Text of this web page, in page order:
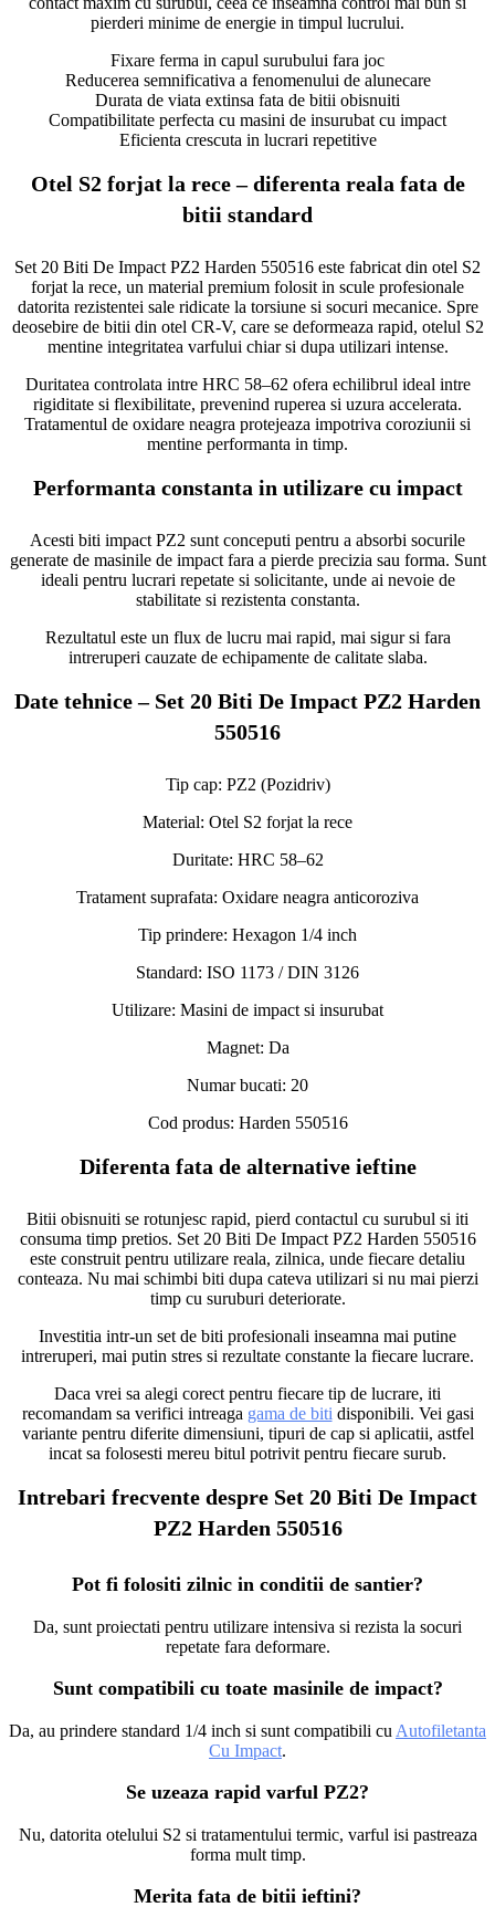
pierderi minime de energie in timpul lucrului.
Fixare ferma in capul surubului fara joc
Reducerea semnificativa a fenomenului de alunecare
Durata de viata extinsa fata de bitii obisnuiti
Compatibilitate perfecta cu masini de insurubat cu impact
Eficienta crescuta in lucrari repetitive
Otel S2 forjat la rece – diferenta reala fata de
bitii standard
Set 20 Biti De Impact PZ2 Harden 550516 este fabricat din otel S2
forjat la rece, un material premium folosit in scule profesionale
datorita rezistentei sale ridicate la torsiune si socuri mecanice. Spre
deosebire de bitii din otel CR-V, care se deformeaza rapid, otelul S2
mentine integritatea varfului chiar si dupa utilizari intense.
Duritatea controlata intre HRC 58–62 ofera echilibrul ideal intre
rigiditate si flexibilitate, prevenind ruperea si uzura accelerata.
Tratamentul de oxidare neagra protejeaza impotriva coroziunii si
mentine performanta in timp.
Performanta constanta in utilizare cu impact
Acesti biti impact PZ2 sunt conceputi pentru a absorbi socurile
generate de masinile de impact fara a pierde precizia sau forma. Sunt
ideali pentru lucrari repetate si solicitante, unde ai nevoie de
stabilitate si rezistenta constanta.
Rezultatul este un flux de lucru mai rapid, mai sigur si fara
intreruperi cauzate de echipamente de calitate slaba.
Date tehnice – Set 20 Biti De Impact PZ2 Harden
550516
Tip cap: PZ2 (Pozidriv)
Material: Otel S2 forjat la rece
Duritate: HRC 58–62
Tratament suprafata: Oxidare neagra anticoroziva
Tip prindere: Hexagon 1/4 inch
Standard: ISO 1173 / DIN 3126
Utilizare: Masini de impact si insurubat
Magnet: Da
Numar bucati: 20
Cod produs: Harden 550516
Diferenta fata de alternative ieftine
Bitii obisnuiti se rotunjesc rapid, pierd contactul cu surubul si iti
consuma timp pretios. Set 20 Biti De Impact PZ2 Harden 550516
este construit pentru utilizare reala, zilnica, unde fiecare detaliu
conteaza. Nu mai schimbi biti dupa cateva utilizari si nu mai pierzi
timp cu suruburi deteriorate.
Investitia intr-un set de biti profesionali inseamna mai putine
intreruperi, mai putin stres si rezultate constante la fiecare lucrare.
Daca vrei sa alegi corect pentru fiecare tip de lucrare, iti
recomandam sa verifici intreaga gama de biti disponibili. Vei gasi
variante pentru diferite dimensiuni, tipuri de cap si aplicatii, astfel
incat sa folosesti mereu bitul potrivit pentru fiecare surub.
Intrebari frecvente despre Set 20 Biti De Impact
PZ2 Harden 550516
Pot fi folositi zilnic in conditii de santier?
Da, sunt proiectati pentru utilizare intensiva si rezista la socuri
repetate fara deformare.
Sunt compatibili cu toate masinile de impact?
Da, au prindere standard 1/4 inch si sunt compatibili cu Autofiletanta
Cu Impact.
Se uzeaza rapid varful PZ2?
Nu, datorita otelului S2 si tratamentului termic, varful isi pastreaza
forma mult timp.
Merita fata de bitii ieftini?